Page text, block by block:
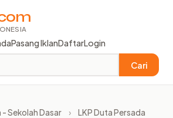
Pasang IklanDaftarLogin
Cari
Sekolah Dasar ›
LKP Duta Persada